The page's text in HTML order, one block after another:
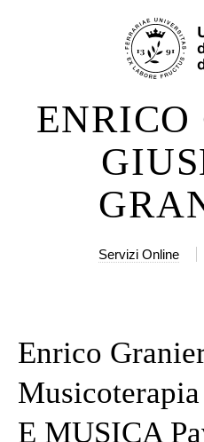
Salta
allaENRICO
Servizi Online
Enrico
E MUSICA